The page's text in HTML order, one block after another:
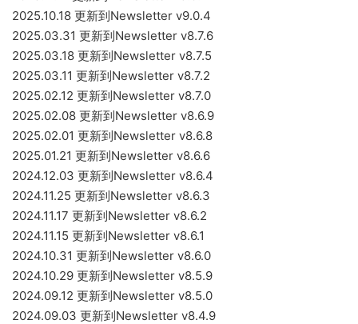
2025.10.18 更新到Newsletter v9.0.4
2025.03.31 更新到Newsletter v8.7.6
2025.03.18 更新到Newsletter v8.7.5
2025.03.11 更新到Newsletter v8.7.2
2025.02.12 更新到Newsletter v8.7.0
2025.02.08 更新到Newsletter v8.6.9
2025.02.01 更新到Newsletter v8.6.8
2025.01.21 更新到Newsletter v8.6.6
2024.12.03 更新到Newsletter v8.6.4
2024.11.25 更新到Newsletter v8.6.3
2024.11.17 更新到Newsletter v8.6.2
2024.11.15 更新到Newsletter v8.6.1
2024.10.31 更新到Newsletter v8.6.0
2024.10.29 更新到Newsletter v8.5.9
2024.09.12 更新到Newsletter v8.5.0
2024.09.03 更新到Newsletter v8.4.9